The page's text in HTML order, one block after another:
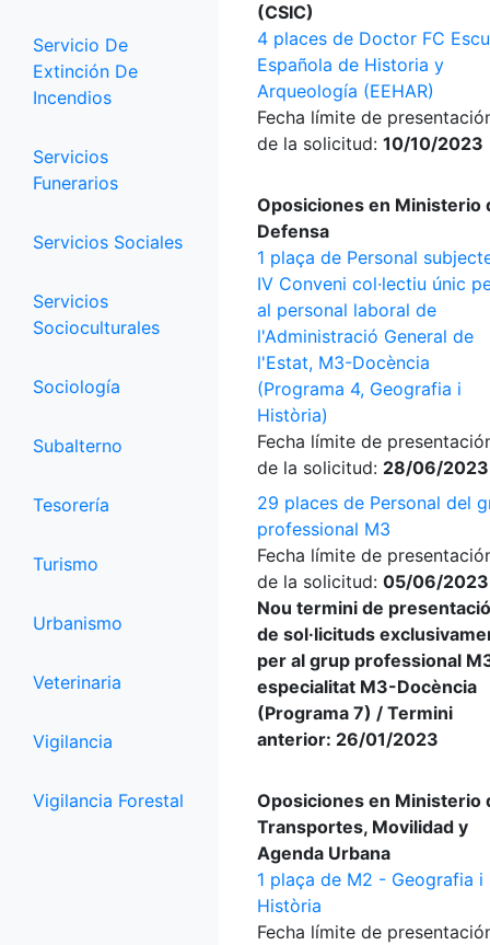
Servicio De
Extinción De
Incendios
Servicios
Funerarios
Servicios Sociales
Servicios
Socioculturales
Sociología
Subalterno
Tesorería
Turismo
Urbanismo
Veterinaria
Vigilancia
Vigilancia Forestal
(CSIC)
4 places de Doctor FC
Española de Historia y
Arqueología (EEHAR)
Fecha límite de
de la solicitud: 10/10/2023
Oposiciones en Ministerio
Defensa
1 plaça de Personal
IV Conveni col·lectiu únic
al personal laboral de
l'Administració General de
l'Estat, M3-Docència
(Programa 4, Geografia i
Història)
Fecha límite de
de la solicitud: 28/06/2023
29 places de Personal del
professional M3
Fecha límite de
de la solicitud: 05/06/
Nou termini de presentació
de sol·licituds
per al grup professional
especialitat M3-Docència
(Programa 7) / Termini
anterior: 26/01/2023
Oposiciones en Ministerio
Transportes, Movilidad y
Agenda Urbana
1 plaça de M2 - Geografia i
Història
Fecha límite de